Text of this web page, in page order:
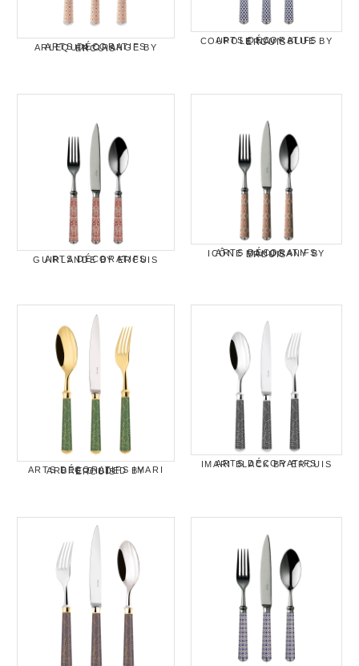
ARTS DÉCORATIFS ARLEQUIN ORANGE BY ERCUIS
ARTS DÉCORATIFS COUPOLE NAVY BLUE BY ERCUIS
ARTS DÉCORATIFS GUIRLANDE BY ERCUIS
ARTS DÉCORATIFS ICÔNE MAHOGANY BY ERCUIS
ARTS DÉCORATIFS IMARI ARBRE GILDED BY ERCUIS
ARTS DÉCORATIFS IMARI BLACK BY ERCUIS